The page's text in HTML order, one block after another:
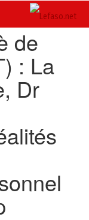
de
: La
Dr